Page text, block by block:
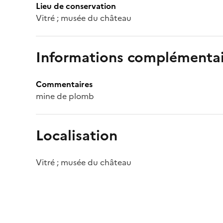
Lieu de conservation
Vitré ; musée du château
Informations
Commentaires
mine de plomb
Localisation
Vitré ; musée du château